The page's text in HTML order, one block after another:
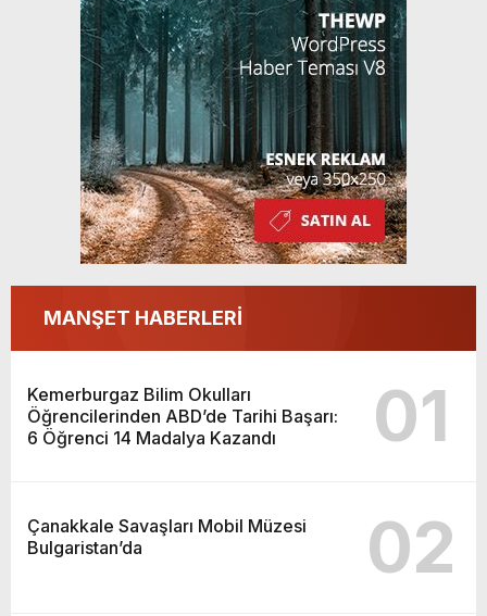
Kazandı
MANŞET HABERLERİ
Kemerburgaz Bilim Okulları
Öğrencilerinden ABD’de Tarihi Başarı:
6 Öğrenci 14 Madalya Kazandı
01
Çanakkale Savaşları Mobil Müzesi
Bulgaristan’da
02